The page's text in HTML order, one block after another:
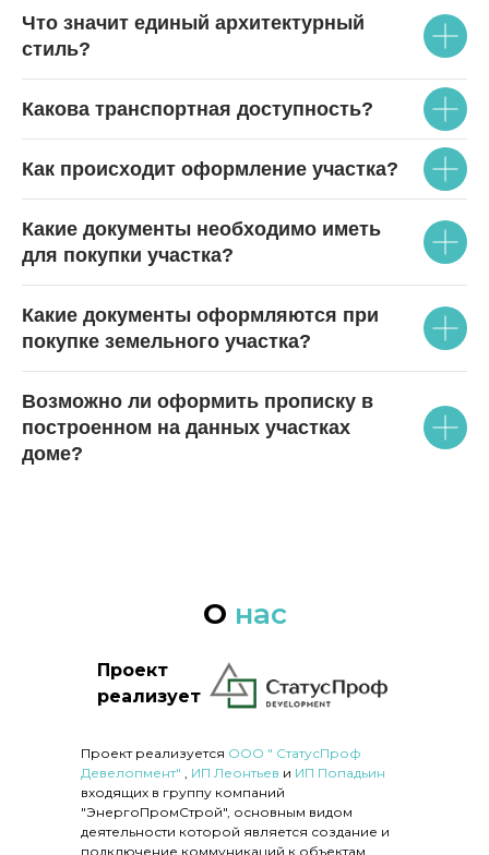
Что значит единый архитектурный
стиль?
Какова транспортная доступность?
Как происходит оформление участка?
Какие документы необходимо иметь
для покупки участка?
Какие документы оформляются при
покупке земельного участка?
Возможно ли оформить прописку в
построенном на данных участках
доме?
О нас
Проект
реализует
Проект реализуется ООО " СтатусПроф
Девелопмент" , ИП Леонтьев и ИП Попадьин
входящих в группу компаний
"ЭнергоПромСтрой", основным видом
деятельности которой является создание и
подключение коммуникаций к объектам